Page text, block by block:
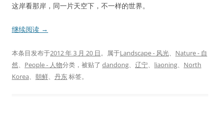
这岸看那岸，同一片天空下，不一样的世界。
继续阅读 →
本条目发布于2012 年 3 月 20 日。属于Landscape - 风光、 Nature - 自
然、 People - 人物分类，被贴了 dandong、 辽宁、 liaoning、 North
Korea、 朝鲜、 丹东标签。